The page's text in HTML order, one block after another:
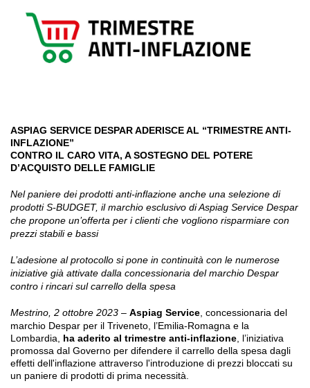
ASPIAG SERVICE DESPAR ADERISCE AL “TRIMESTRE ANTI-
INFLAZIONE”
CONTRO IL CARO VITA, A SOSTEGNO DEL POTERE
D’ACQUISTO DELLE FAMIGLIE
Nel paniere dei prodotti anti-inflazione anche una selezione di
prodotti S-BUDGET, il marchio esclusivo di Aspiag Service Despar
che propone un’offerta per i clienti che vogliono risparmiare con
prezzi stabili e bassi
L’adesione al protocollo si pone in continuità con le numerose
iniziative già attivate dalla concessionaria del marchio Despar
contro i rincari sul carrello della spesa
Mestrino, 2 ottobre 2023 – Aspiag Service, concessionaria del
marchio Despar per il Triveneto, l’Emilia-Romagna e la
Lombardia, ha aderito al trimestre anti-inflazione, l’iniziativa
promossa dal Governo per difendere il carrello della spesa dagli
effetti dell'inflazione attraverso l'introduzione di prezzi bloccati su
un paniere di prodotti di prima necessità.